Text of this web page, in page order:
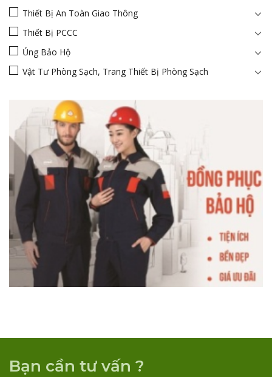
Thiết Bị An Toàn Giao Thông
Thiết Bị PCCC
Ủng Bảo Hộ
Vật Tư Phòng Sạch, Trang Thiết Bị Phòng Sạch
Bạn cần tư vấn ?